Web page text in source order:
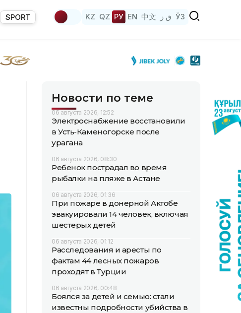
SPORT KZ QZ РУ EN 中文 ق ز ЎЗ
Новости по теме
06 августа 2026, 12:52
Электроснабжение восстановили
в Усть-Каменогорске после
урагана
06 августа 2026, 08:30
Ребенок пострадал во время
рыбалки на пляже в Астане
06 августа 2026, 01:36
При пожаре в донерной Актобе
эвакуировали 14 человек, включая
шестерых детей
06 августа 2026, 01:12
Расследования и аресты по
фактам 44 лесных пожаров
проходят в Турции
06 августа 2026, 00:48
Боялся за детей и семью: стали
известны подробности убийства в